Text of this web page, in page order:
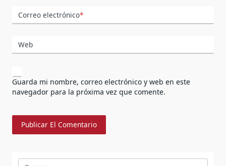
Correo electrónico*
Web
Guarda mi nombre, correo electrónico y web en este
navegador para la próxima vez que comente.